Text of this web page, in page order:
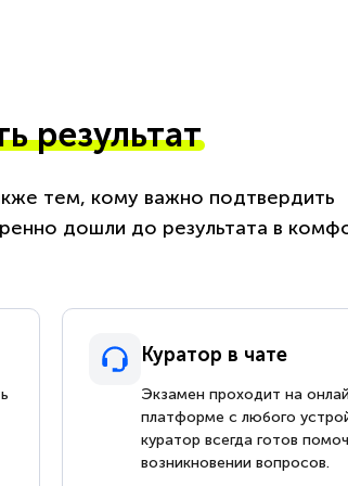
результат
тем, кому важно подтвердить
дошли до результата в
Куратор в чате
Экзамен проходит на
платформе с любого
куратор всегда готов
возникновении вопросов.